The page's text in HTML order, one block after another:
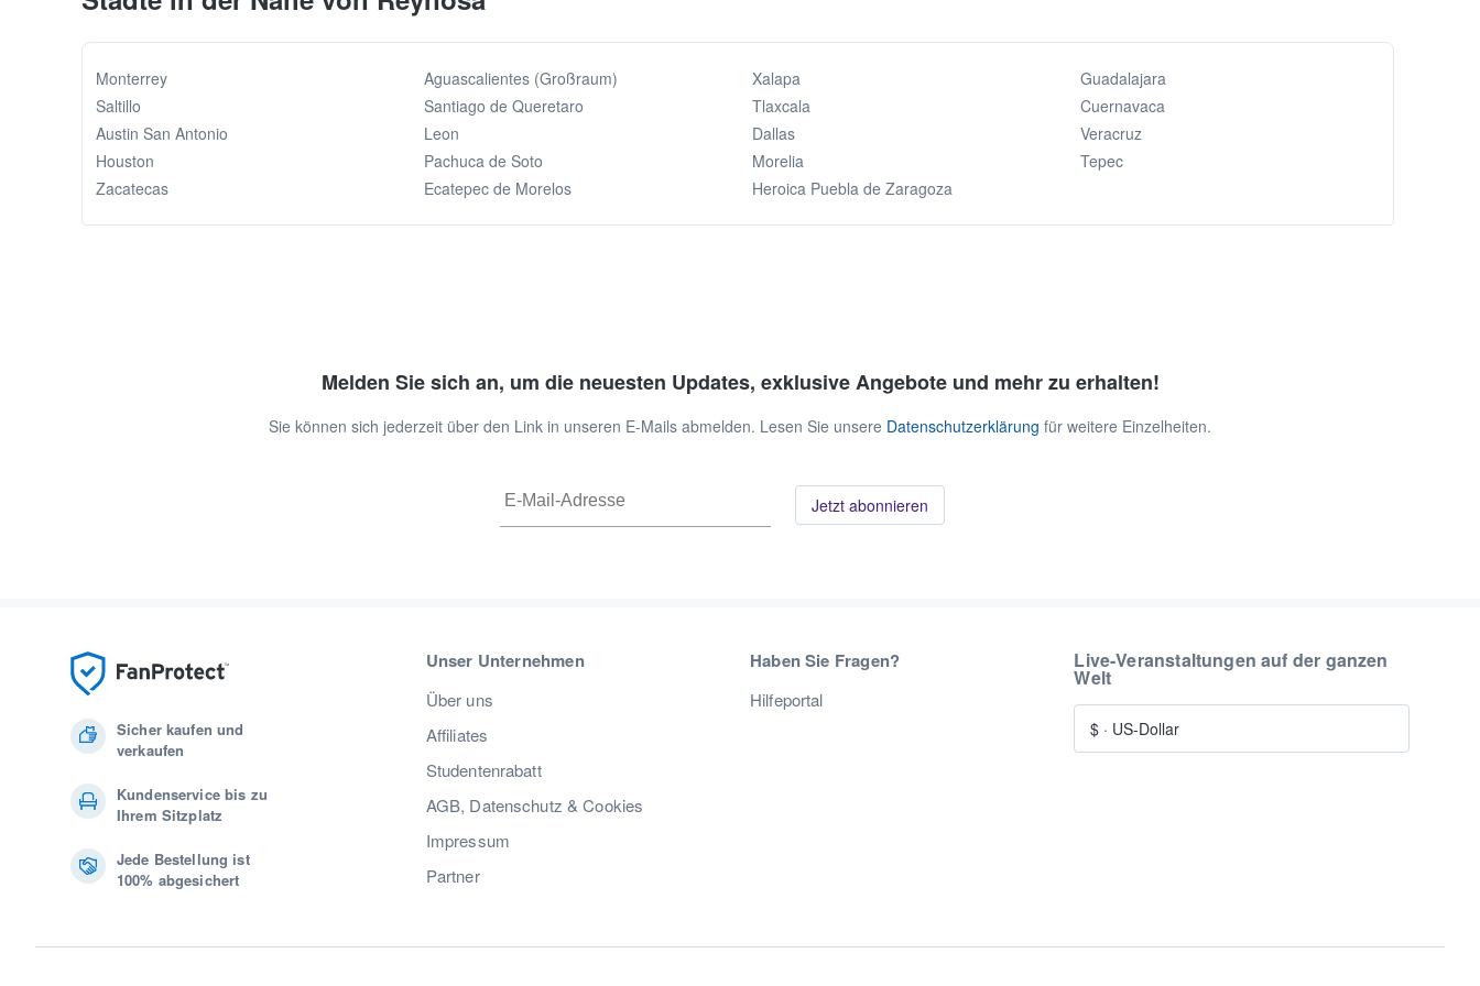
Monterrey
Saltillo
Austin San Antonio
Houston
Zacatecas
Aguascalientes (Großraum)
Santiago de Queretaro
Leon
Pachuca de Soto
Ecatepec de Morelos
Xalapa
Tlaxcala
Dallas
Morelia
Heroica Puebla de Zaragoza
Guadalajara
Cuernavaca
Veracruz
Tepec
Melden Sie sich an, um die neuesten Updates, exklusive Angebote und mehr zu erhalten!
Sie können sich jederzeit über den Link in unseren E-Mails abmelden. Lesen Sie unsere Datenschutzerklärung für weitere Einzelheiten.
Jetzt abonnieren
Sicher kaufen und
verkaufen
Kundenservice bis zu
Ihrem Sitzplatz
Jede Bestellung ist
100% abgesichert
Unser Unternehmen
Über uns
Affiliates
Studentenrabatt
AGB, Datenschutz & Cookies
Impressum
Partner
Haben Sie Fragen?
Hilfeportal
Live-Veranstaltungen auf der ganzen
Welt
$ · US-Dollar